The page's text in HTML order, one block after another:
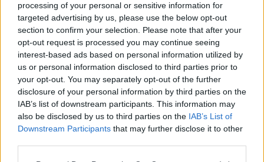
processing of your personal or sensitive information for
targeted advertising by us, please use the below opt-out
section to confirm your selection. Please note that after your
opt-out request is processed you may continue seeing
interest-based ads based on personal information utilized by
us or personal information disclosed to third parties prior to
your opt-out. You may separately opt-out of the further
disclosure of your personal information by third parties on the
IAB’s list of downstream participants. This information may
also be disclosed by us to third parties on the IAB’s List of
Downstream Participants that may further disclose it to other
ID 4 vs EX 40 ? 6 svar
Senaste inlägget avThe-GOAT för 19 timmar sedaniEl- och
hybridbilar
Detta köpte jag nyss-tråden
Senaste inlägget avJesper328 lördag 11:59iOff topic
Volvo 740 med lh2.2 spridare öppnar hela
tiden på tändning.
Senaste inlägget av KlevaRaggarn fredag 23:57
Generell